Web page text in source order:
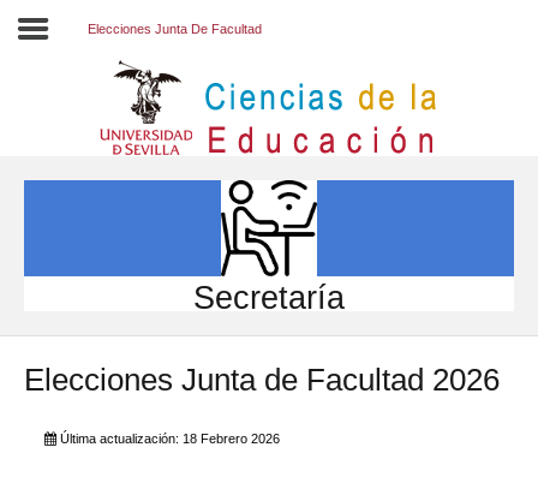
INVESTIGACIÓN
INTERNACIONAL
Directorio FCCE
Elecciones Junta De Facultad
Secretaría
Elecciones Junta de Facultad 2026
Última actualización: 18 Febrero 2026